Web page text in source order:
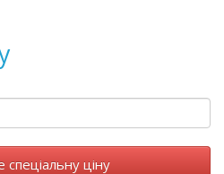
спеціальну ціну